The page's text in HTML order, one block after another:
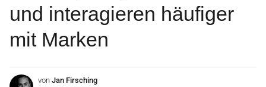
und interagieren häufiger
mit Marken
von Jan Firsching